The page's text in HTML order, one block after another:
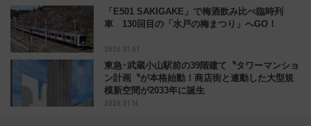
「E501 SAKIGAKE」で梅酒飲み比べ臨時列
車 130回目の「水戸の梅まつり」へGO！
2026.01.07
東急･武蔵小山駅前の39階建て〝タワーマンショ
ン計画〝が本格始動！商店街と連動した大型規
模新空間が2033年に誕生
2026.01.14